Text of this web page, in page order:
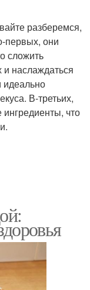
разберемся,
первых, они
сложить
и наслаждаться
идеально
В-третьих,
что